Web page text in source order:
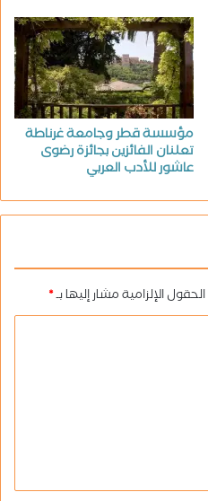
مؤسسة قطر وجامعة غرناطة
تعلنان الفائزين بجائزة رضوى
عاشور للأدب العربي
الحقول الإلزامية مشار إليها بـ*